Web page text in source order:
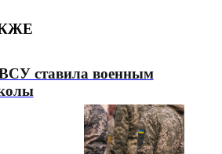
ставила военным